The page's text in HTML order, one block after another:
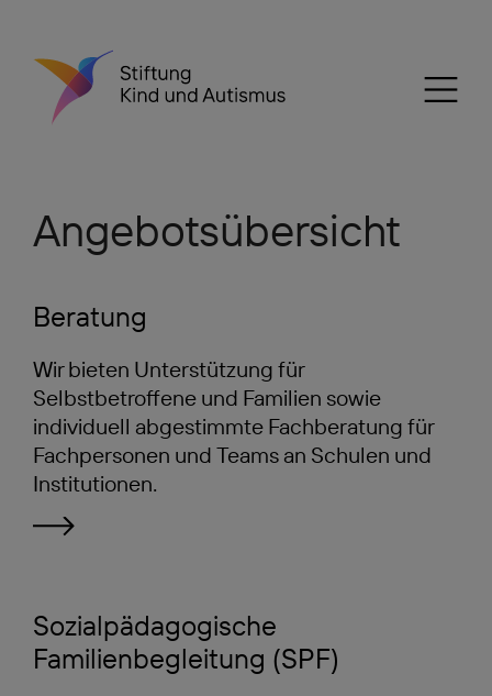
Angebotsübersicht
Beratung
Wir bieten Unterstützung für
Selbstbetroffene und Familien sowie
individuell abgestimmte Fachberatung für
Fachpersonen und Teams an Schulen und
Institutionen.
Sozialpädagogische
Familienbegleitung (SPF)